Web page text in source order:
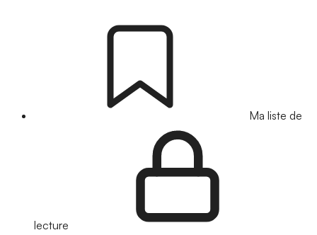
Ma liste de
lecture